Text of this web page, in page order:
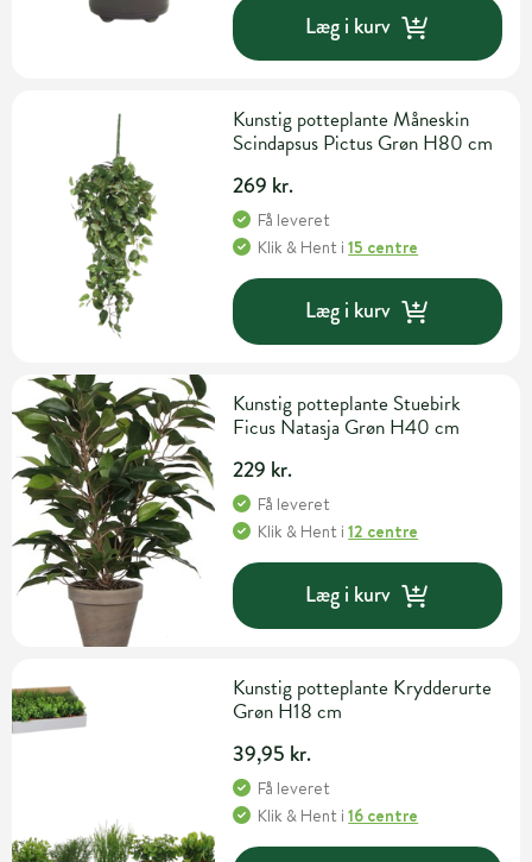
Læg i kurv
Kunstig potteplante Måneskin
Scindapsus Pictus Grøn H80 cm
269 kr.
Få leveret
Klik & Hent i15 centre
Læg i kurv
Kunstig potteplante Stuebirk
Ficus Natasja Grøn H40 cm
229 kr.
Få leveret
Klik & Hent i12 centre
Læg i kurv
Kunstig potteplante Krydderurte
Grøn H18 cm
39,95 kr.
Få leveret
Klik & Hent i16 centre